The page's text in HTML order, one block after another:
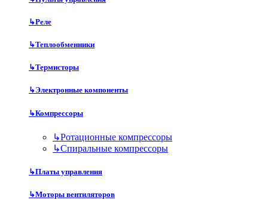
↳Реле
↳Теплообменники
↳Термисторы
↳Электронные компоненты
↳Компрессоры
↳Ротационные компрессоры
↳Спиральные компрессоры
↳Платы управления
↳Моторы вентиляторов